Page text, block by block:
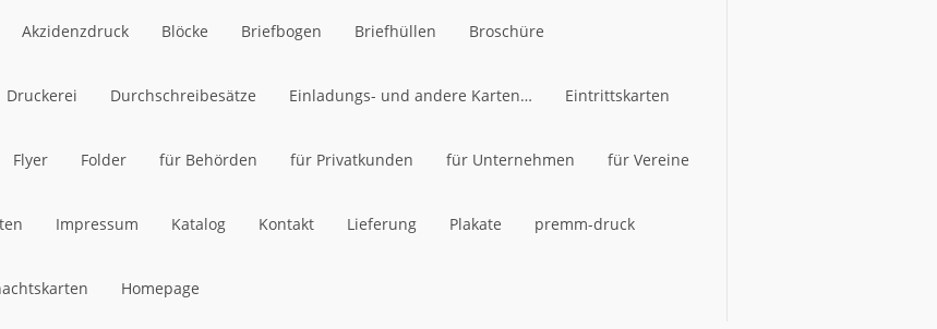
Akzidenzdruck
Akzidenzdruck
Blöcke
Blöcke
Briefbogen
Briefbogen
Briefhüllen
Briefhüllen
Broschüre
Broschüre
Druckerei
Druckerei
Durchschreibesätze
Durchschreibesätze
Einladungs- und andere Karten…
Einladungs- und andere Karten…
Eintrittskarten
Eintrittskarten
Flyer
Flyer
Folder
Folder
für Behörden
für Behörden
für Privatkunden
für Privatkunden
für Unternehmen
für Unternehmen
für Vereine
für Vereine
Impressum
Impressum
Katalog
Katalog
Kontakt Lieferung Plakate premm-druck
Homepage